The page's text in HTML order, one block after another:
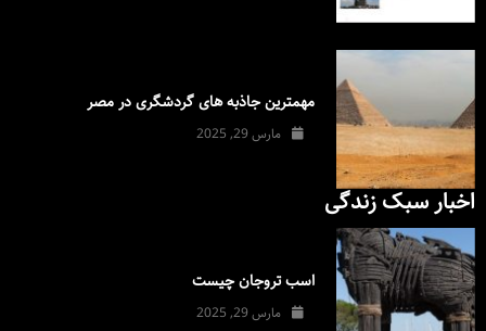
مهمترین جاذبه های گردشگری در مصر
مارس 29, 2025
اخبار سبک زندگی
اسب تروجان چیست
مارس 29, 2025